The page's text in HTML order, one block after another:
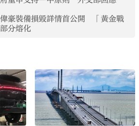
豪裝備損毀詳情首公開 「黃金戰
分熔化